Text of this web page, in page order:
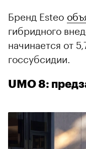
Бренд Esteo
гибридного
начинается от
госсубсидии.
UMO 8: